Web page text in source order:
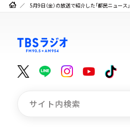
5月9日（金）の放送で紹介した「都民ニュース」